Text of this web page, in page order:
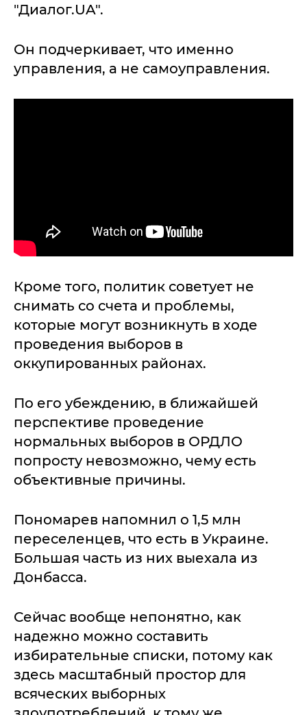
"Диалог.UA".
Он подчеркивает, что именно
управления, а не самоуправления.
Кроме того, политик советует не
снимать со счета и проблемы,
которые могут возникнуть в ходе
проведения выборов в
оккупированных районах.
По его убеждению, в ближайшей
перспективе проведение
нормальных выборов в ОРДЛО
попросту невозможно, чему есть
объективные причины.
Пономарев напомнил о 1,5 млн
переселенцев, что есть в Украине.
Большая часть из них выехала из
Донбасса.
Сейчас вообще непонятно, как
надежно можно составить
избирательные списки, потому как
здесь масштабный простор для
всяческих выборных